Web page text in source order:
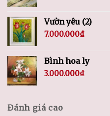
Vườn yêu (2)
7.000.000₫
Bình hoa ly
3.000.000₫
Đánh giá cao